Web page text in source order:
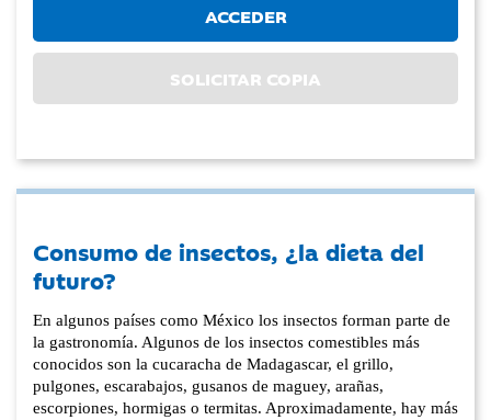
ACCEDER
SOLICITAR COPIA
Consumo de insectos, ¿la dieta del
futuro?
En algunos países como México los insectos forman parte de
la gastronomía. Algunos de los insectos comestibles más
conocidos son la cucaracha de Madagascar, el grillo,
pulgones, escarabajos, gusanos de maguey, arañas,
escorpiones, hormigas o termitas. Aproximadamente, hay más